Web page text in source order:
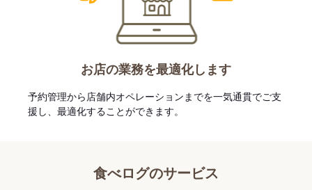
お店の業務を最適化します
予約管理から店舗内オペレーションまでを一気通貫でご支
援し、最適化することができます。
食べログのサービス